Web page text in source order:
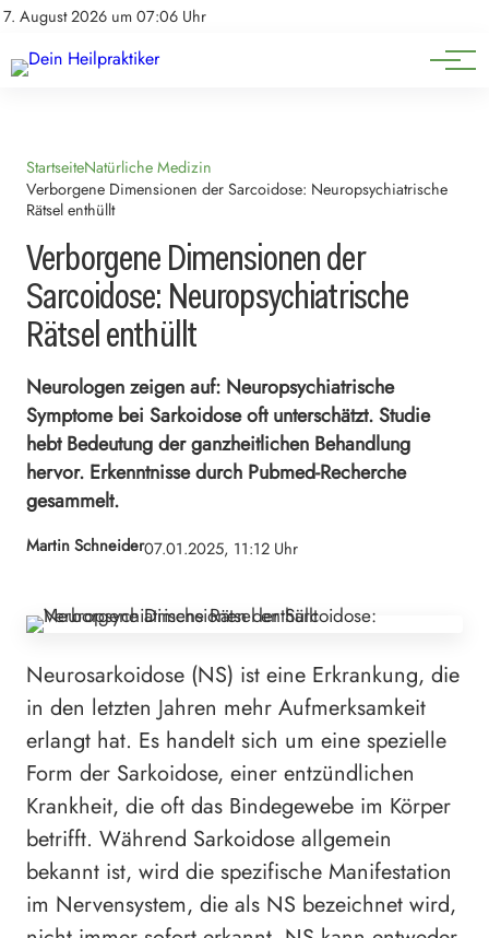
7. August 2026 um 07:06 Uhr
Impressum
Natürliche Medizin
Heilpflanzen & Kräuterkunde
StartseiteNatürliche Medizin
Verborgene Dimensionen der Sarcoidose: Neuropsychiatrische
Rätsel enthüllt
Verborgene Dimensionen der
Sarcoidose: Neuropsychiatrische
Rätsel enthüllt
Neurologen zeigen auf: Neuropsychiatrische
Symptome bei Sarkoidose oft unterschätzt. Studie
hebt Bedeutung der ganzheitlichen Behandlung
hervor. Erkenntnisse durch Pubmed-Recherche
gesammelt.
Martin Schneider07.01.2025, 11:12 Uhr
Neurosarkoidose (NS) ist eine Erkrankung, die
in den letzten Jahren mehr Aufmerksamkeit
erlangt hat. Es handelt sich um eine spezielle
Form der Sarkoidose, einer entzündlichen
Krankheit, die oft das Bindegewebe im Körper
betrifft. Während Sarkoidose allgemein
bekannt ist, wird die spezifische Manifestation
im Nervensystem, die als NS bezeichnet wird,